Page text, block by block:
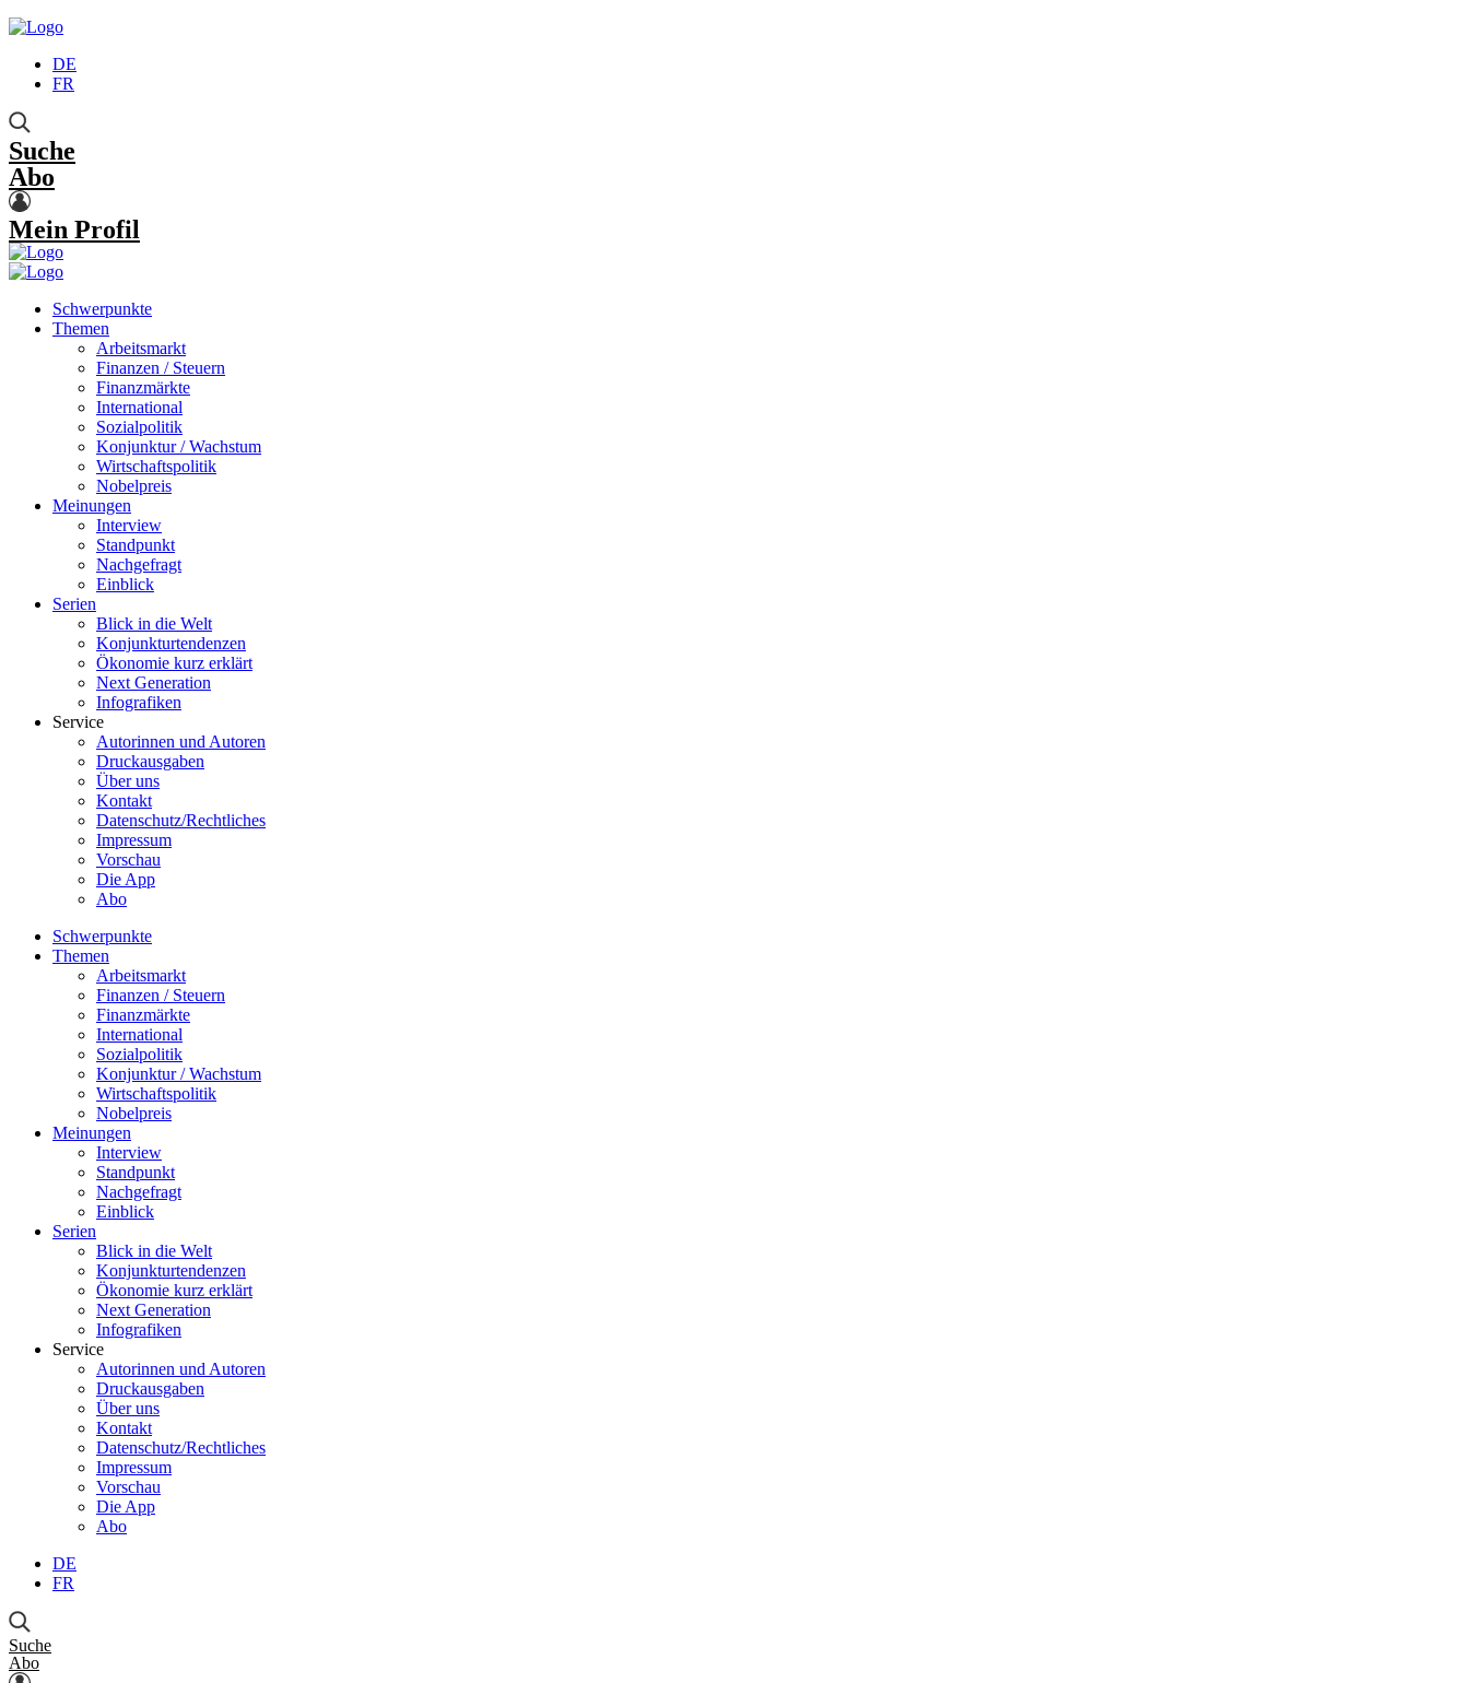
DE
FR
Suche
Abo
Mein Profil
Schwerpunkte
Themen
Arbeitsmarkt
Finanzen / Steuern
Finanzmärkte
International
Sozialpolitik
Konjunktur / Wachstum
Wirtschaftspolitik
Nobelpreis
Meinungen
Interview
Standpunkt
Nachgefragt
Einblick
Serien
Blick in die Welt
Konjunkturtendenzen
Ökonomie kurz erklärt
Next Generation
Infografiken
Service
Autorinnen und Autoren
Druckausgaben
Über uns
Kontakt
Datenschutz/Rechtliches
Impressum
Vorschau
Die App
Abo
Schwerpunkte
Themen
Arbeitsmarkt
Finanzen / Steuern
Finanzmärkte
International
Sozialpolitik
Konjunktur / Wachstum
Wirtschaftspolitik
Nobelpreis
Meinungen
Interview
Standpunkt
Nachgefragt
Einblick
Serien
Blick in die Welt
Konjunkturtendenzen
Ökonomie kurz erklärt
Next Generation
Infografiken
Service
Autorinnen und Autoren
Druckausgaben
Über uns
Kontakt
Datenschutz/Rechtliches
Impressum
Vorschau
Die App
Abo
DE
FR
Suche
Abo